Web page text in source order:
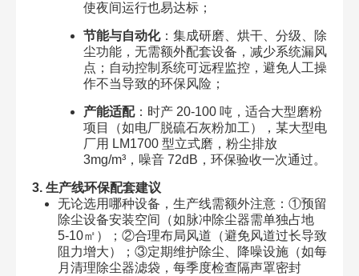
使夜间运行也易达标；
节能与自动化：集成研磨、烘干、分级、除
尘功能，无需额外配套设备，减少系统漏风
点；自动控制系统可远程监控，避免人工操
作不当导致的环保风险；
产能适配：时产 20-100 吨，适合大型磨粉
项目（如电厂脱硫石灰粉加工），某大型电
厂用 LM1700 型立式磨，粉尘排放
3mg/m³，噪音 72dB，环保验收一次通过。
3. 生产线环保配套建议
无论选用哪种设备，生产线需额外注意：①预留
除尘设备安装空间（如脉冲除尘器需单独占地
5-10㎡）；②合理布局风道（避免风道过长导致
阻力增大）；③定期维护除尘、降噪设施（如每
月清理除尘器滤袋，每季度检查隔声罩密封